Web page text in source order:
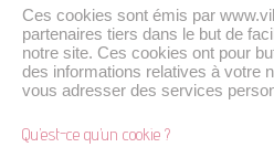
Ces cookies sont émis par
partenaires tiers dans le but de
notre site. Ces cookies ont pour
des informations relatives à votre
vous adresser des services
Qu’est-ce qu’un cookie ?